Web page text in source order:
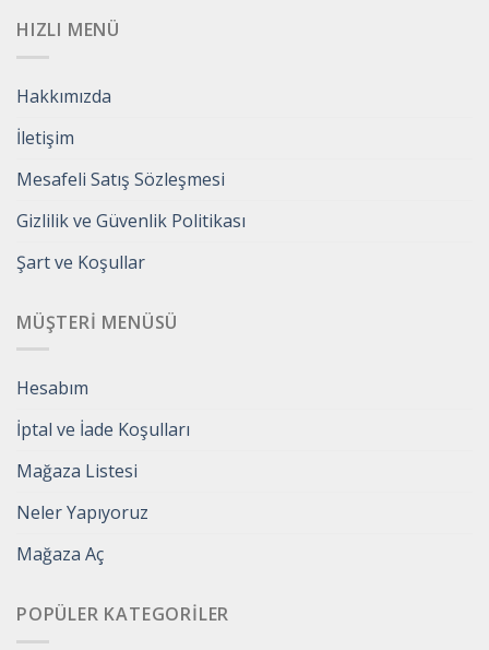
HIZLI MENÜ
Hakkımızda
İletişim
Mesafeli Satış Sözleşmesi
Gizlilik ve Güvenlik Politikası
Şart ve Koşullar
MÜŞTERI MENÜSÜ
Hesabım
İptal ve İade Koşulları
Mağaza Listesi
Neler Yapıyoruz
Mağaza Aç
POPÜLER KATEGORILER